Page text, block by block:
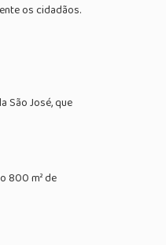
os cidadãos.
São José, que
800 m² de